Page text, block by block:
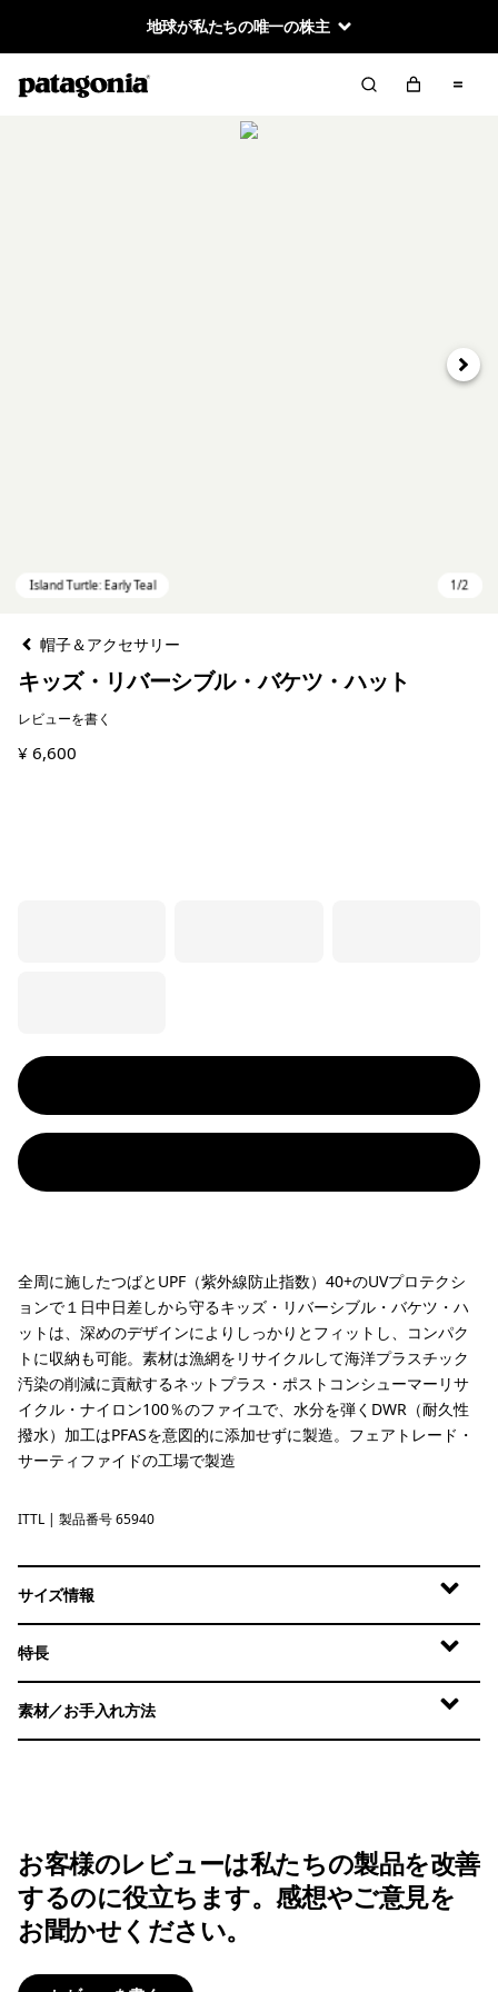
地球が私たちの唯一の株主
次へ
帽子＆アクセサリー
キッズ・リバーシブル・バケツ・ハット
レビューを書く
¥ 6,600
全周に施したつばとUPF（紫外線防止指数）40+のUVプロテクシ
ョンで１日中日差しから守るキッズ・リバーシブル・バケツ・ハ
ットは、深めのデザインによりしっかりとフィットし、コンパク
トに収納も可能。素材は漁網をリサイクルして海洋プラスチック
汚染の削減に貢献するネットプラス・ポストコンシューマーリサ
イクル・ナイロン100％のファイユで、水分を弾くDWR（耐久性
撥水）加工はPFASを意図的に添加せずに製造。フェアトレード・
サーティファイドの工場で製造
Island Turtle: Early Teal
ITTL | 製品番号 65940
サイズ情報
特長
素材／お手入れ方法
お客様のレビューは私たちの製品を改善
するのに役立ちます。感想やご意見を
お聞かせください。